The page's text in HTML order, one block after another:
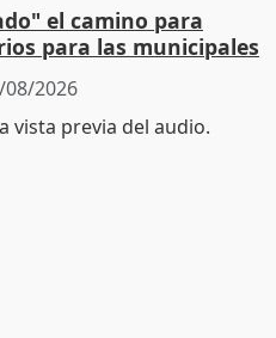
el camino para
para las municipales
08/2026